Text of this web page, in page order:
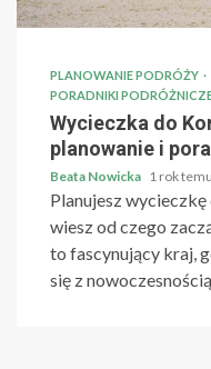
PLANOWANIE PODRÓŻY
PORADNIKI
Wycieczka do
planowanie i
Beata Nowicka 1 rok temu
Planujesz
wiesz od czego
to fascynujący kraj,
się z